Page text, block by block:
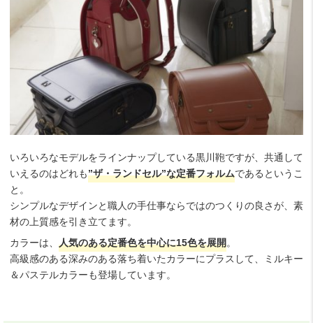
いろいろなモデルをラインナップしている黒川鞄ですが、共通して
いえるのはどれも”ザ・ランドセル”な定番フォルムであるというこ
と。
シンプルなデザインと職人の手仕事ならではのつくりの良さが、素
材の上質感を引き立てます。
カラーは、 人気のある定番色を中心に15色を展開。
高級感のある深みのある落ち着いたカラーにプラスして、ミルキー
＆パステルカラーも登場しています。